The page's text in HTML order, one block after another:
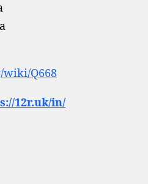
wiki/Q668
12r.uk/in/